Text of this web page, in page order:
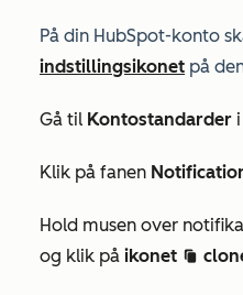
På din HubSpot-konto
indstillingsikonet på
Gå til Kontostandarder
Klik på fanen
Hold musen over
og klik på ikonet duplicate